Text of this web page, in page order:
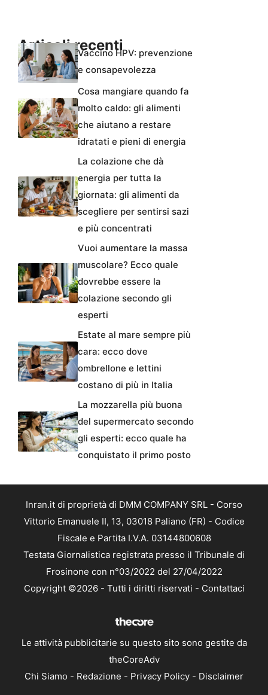
Articoli recentiVaccino HPV: prevenzione
e consapevolezza
Cosa mangiare quando fa
molto caldo: gli alimenti
che aiutano a restare
idratati e pieni di energia
La colazione che dà
energia per tutta la
giornata: gli alimenti da
scegliere per sentirsi sazi
e più concentrati
Vuoi aumentare la massa
muscolare? Ecco quale
dovrebbe essere la
colazione secondo gli
esperti
Estate al mare sempre più
cara: ecco dove
ombrellone e lettini
costano di più in Italia
La mozzarella più buona
del supermercato secondo
gli esperti: ecco quale ha
conquistato il primo posto
Inran.it di proprietà di DMM COMPANY SRL - Corso
Vittorio Emanuele II, 13, 03018 Paliano (FR) - Codice
Fiscale e Partita I.V.A. 03144800608
Testata Giornalistica registrata presso il Tribunale di
Frosinone con n°03/2022 del 27/04/2022
Copyright ©2026 - Tutti i diritti riservati - Contattaci
Le attività pubblicitarie su questo sito sono gestite da
theCoreAdv
Chi Siamo - Redazione - Privacy Policy - Disclaimer